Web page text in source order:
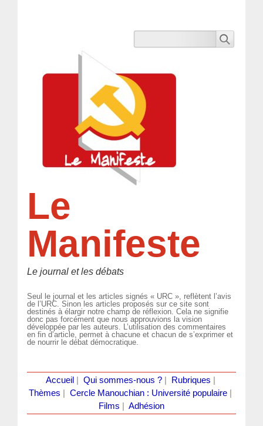
Le
Manifeste
Le journal et les débats
Seul le journal et les articles signés « URC », reflètent l’avis
de l’URC. Sinon les articles proposés sur ce site sont
destinés à élargir notre champ de réflexion. Cela ne signifie
donc pas forcément que nous approuvions la vision
développée par les auteurs. L’utilisation des commentaires
en fin d’article, permet à chacune et chacun de s’exprimer et
de nourrir le débat démocratique.
Accueil Qui sommes-nous ?| Rubriques
Thèmes
Cercle Manouchian : Université populaire
Films
Adhésion